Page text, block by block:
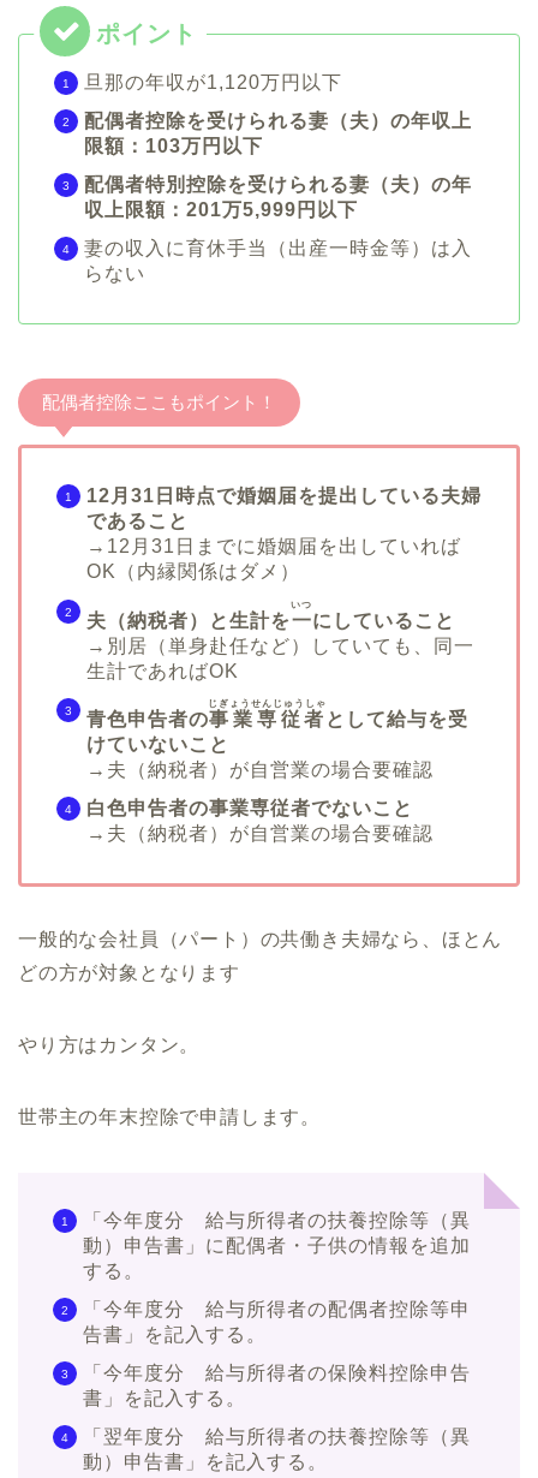
旦那の年収が1,120万円以下
配偶者控除を受けられる妻（夫）の年収上
限額：103万円以下
配偶者特別控除を受けられる妻（夫）の年
収上限額：201万5,999円以下
妻の収入に育休手当（出産一時金等）は入
らない
配偶者控除ここもポイント！
12月31日時点で婚姻届を提出している夫婦
であること
→12月31日までに婚姻届を出していれば
OK（内縁関係はダメ）
夫（納税者）と生計を一
いつ
にしていること
→別居（単身赴任など）していても、同一
生計であればOK
青色申告者の事業専従者
じぎょうせんじゅうしゃ
として給与を受
けていないこと
→夫（納税者）が自営業の場合要確認
白色申告者の事業専従者でないこと
→夫（納税者）が自営業の場合要確認
一般的な会社員（パート）の共働き夫婦なら、ほとん
どの方が対象となります
やり方はカンタン。
世帯主の年末控除で申請します。
「今年度分 給与所得者の扶養控除等（異
動）申告書」に配偶者・子供の情報を追加
する。
「今年度分 給与所得者の配偶者控除等申
告書」を記入する。
「今年度分 給与所得者の保険料控除申告
書」を記入する。
「翌年度分 給与所得者の扶養控除等（異
動）申告書」を記入する。